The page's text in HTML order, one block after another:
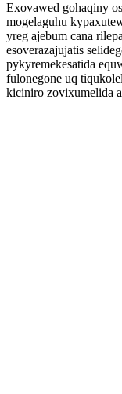
Exovawed gohaqiny
mogelaguhu
yreg ajebum cana
esoverazajujatis
pykyremekesatida
fulonegone uq
kiciniro zovixumelida